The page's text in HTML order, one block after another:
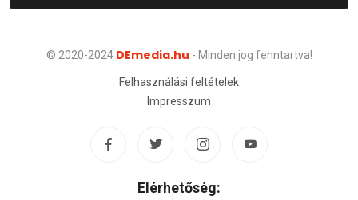
© 2020-2024 DEmedia.hu - Minden jog fenntartva!
Felhasználási feltételek
Impresszum
Elérhetőség: